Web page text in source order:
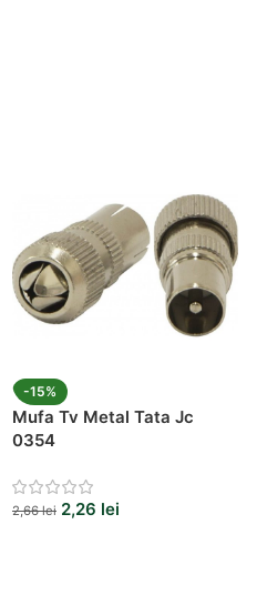
-15%
Mufa Tv Metal Tata Jc
0354
2,66lei 2,26 lei